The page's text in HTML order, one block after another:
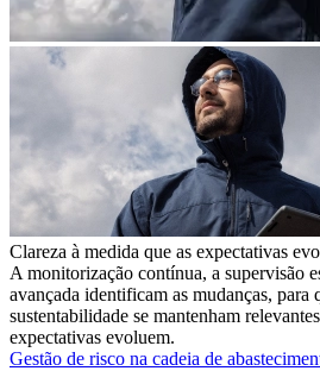
Clareza à medida que as expectativas
A monitorização contínua, a supervisão
avançada identificam as mudanças, para
sustentabilidade se mantenham
expectativas evoluem.
Gestão de risco na cadeia de